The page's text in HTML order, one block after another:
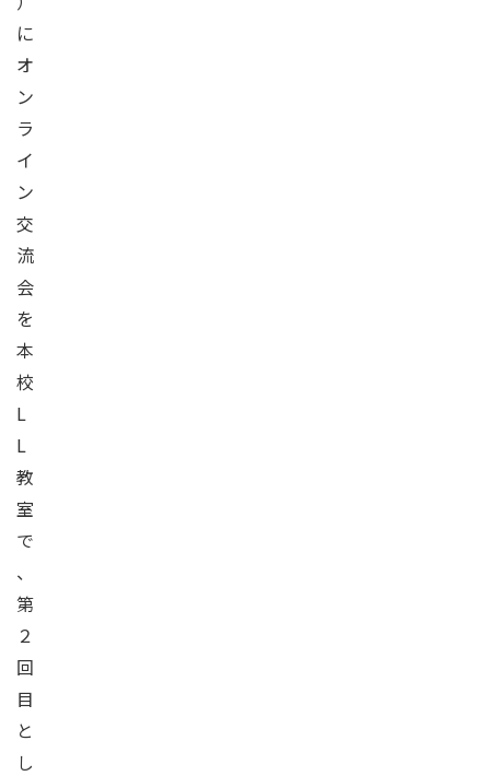
に
オ
ン
ラ
イ
ン
交
流
会
を
本
校
L
L
教
室
で
、
第
２
回
目
と
し